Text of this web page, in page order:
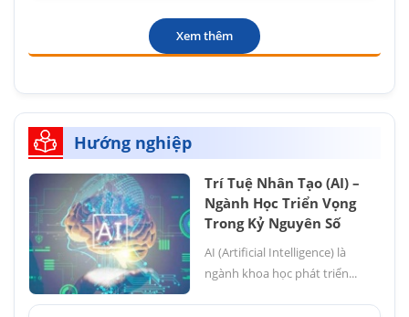
Xem thêm
Hướng nghiệp
Trí Tuệ Nhân Tạo (AI) –
Ngành Học Triển Vọng
Trong Kỷ Nguyên Số
AI (Artificial Intelligence) là
ngành khoa học phát triển...